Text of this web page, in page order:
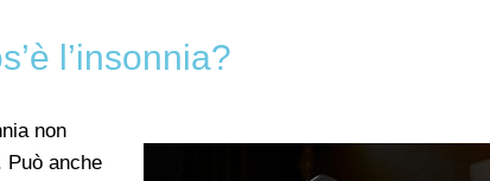
l’insonnia?
non
Può anche